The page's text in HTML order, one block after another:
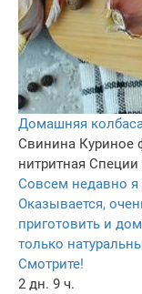
Домашняя
Свинина Куриное
нитритная Специи
Совсем недавно я
Оказывается,
приготовить и
только
Смотрите!
2 дн. 9 ч.